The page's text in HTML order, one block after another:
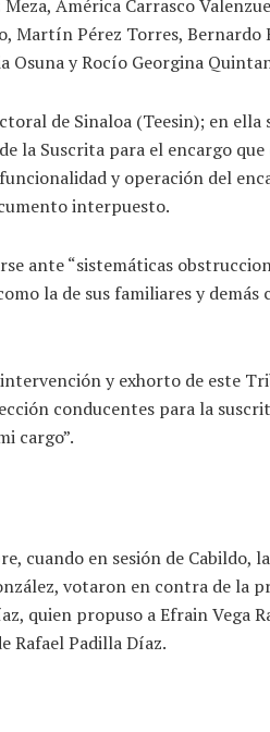
América Carrasco
Martín Pérez Torres,
Osuna y Rocío Georgina
de Sinaloa (Teesin); en ella
la Suscrita para el encargo que
y operación del
interpuesto.
ante “sistemáticas
la de sus familiares y demás
y exhorto de este
conducentes para la
cargo”.
cuando en sesión de Cabildo,
votaron en contra de la
quien propuso a Efrain Vega
Rafael Padilla Díaz.